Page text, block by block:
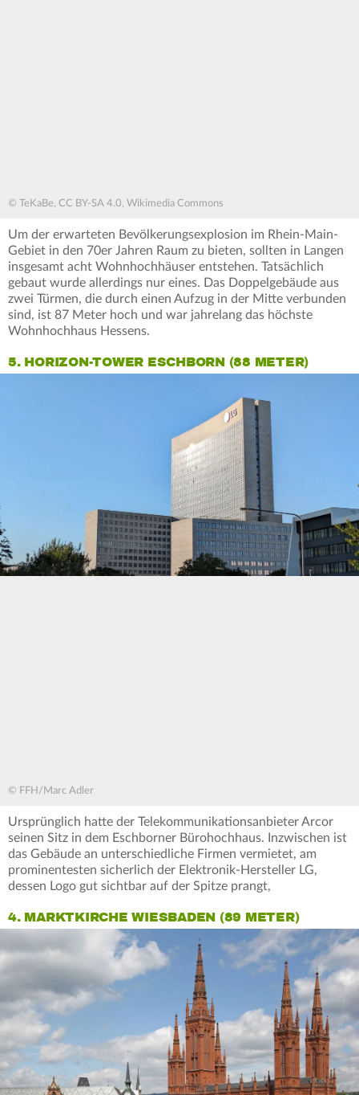
© TeKaBe, CC BY-SA 4.0, Wikimedia Commons
Um der erwarteten Bevölkerungsexplosion im Rhein-Main-
Gebiet in den 70er Jahren Raum zu bieten, sollten in Langen
insgesamt acht Wohnhochhäuser entstehen. Tatsächlich
gebaut wurde allerdings nur eines. Das Doppelgebäude aus
zwei Türmen, die durch einen Aufzug in der Mitte verbunden
sind, ist 87 Meter hoch und war jahrelang das höchste
Wohnhochhaus Hessens.
5. HORIZON-TOWER ESCHBORN (88 METER)
© FFH/Marc Adler
Ursprünglich hatte der Telekommunikationsanbieter Arcor
seinen Sitz in dem Eschborner Bürohochhaus. Inzwischen ist
das Gebäude an unterschiedliche Firmen vermietet, am
prominentesten sicherlich der Elektronik-Hersteller LG,
dessen Logo gut sichtbar auf der Spitze prangt,
4. MARKTKIRCHE WIESBADEN (89 METER)